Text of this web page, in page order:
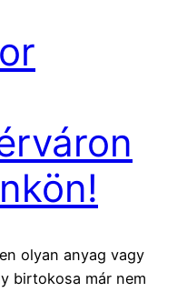
olyan anyag vagy
birtokosa már nem